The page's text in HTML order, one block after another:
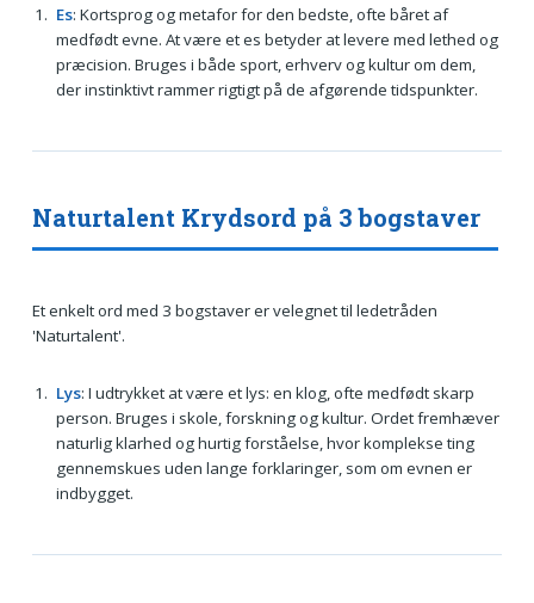
Es: Kortsprog og metafor for den bedste, ofte båret af
medfødt evne. At være et es betyder at levere med lethed og
præcision. Bruges i både sport, erhverv og kultur om dem,
der instinktivt rammer rigtigt på de afgørende tidspunkter.
Naturtalent Krydsord på 3 bogstaver
Et enkelt ord med 3 bogstaver er velegnet til ledetråden
'Naturtalent'.
Lys: I udtrykket at være et lys: en klog, ofte medfødt skarp
person. Bruges i skole, forskning og kultur. Ordet fremhæver
naturlig klarhed og hurtig forståelse, hvor komplekse ting
gennemskues uden lange forklaringer, som om evnen er
indbygget.